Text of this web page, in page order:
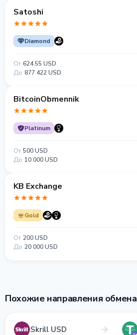
Satoshi
Diamond
От 624.55 USD
До 877 422 USD
BitcoinObmennik
Platinum
От 500 USD
До 10 000 USD
KB Exchange
Gold
От 200 USD
До 20 000 USD
Похожие направления обмена
Skrill USD